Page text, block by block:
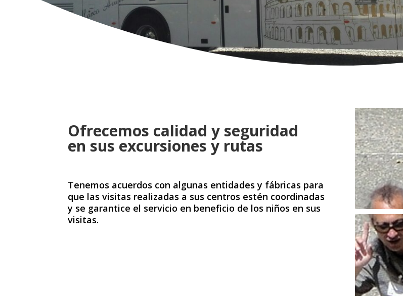
Ofrecemos calidad y seguridad
en sus excursiones y rutas
Tenemos acuerdos con algunas entidades y fábricas para
que las visitas realizadas a sus centros estén coordinadas
y se garantice el servicio en beneficio de los niños en sus
visitas.